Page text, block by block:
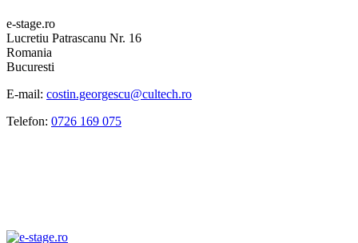
e-stage.ro
Lucretiu Patrascanu Nr. 16
Romania
Bucuresti
E-mail: costin.georgescu@cultech.ro
Telefon: 0726 169 075